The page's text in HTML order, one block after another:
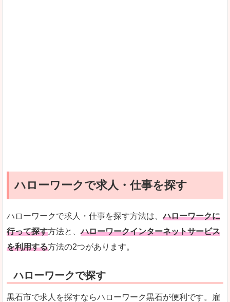
ハローワークで求人・仕事を探す
ハローワークで求人・仕事を探す方法は、ハローワークに
行って探す方法と、ハローワークインターネットサービス
を利用する方法の2つがあります。
ハローワークで探す
黒石市で求人を探すならハローワーク黒石が便利です。雇